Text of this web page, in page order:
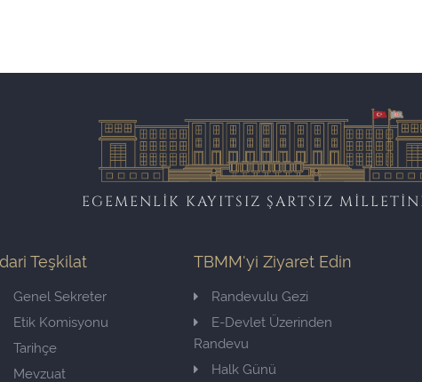
EGEMENLİK KAYITSIZ ŞARTSIZ
Teşkilat
Genel Sekreter
Etik Komisyonu
Tarihçe
Mevzuat
TBMM'yi Ziyaret Edin
Randevulu Gezi
E-Devlet Üzerinden
Randevu
Halk Günü